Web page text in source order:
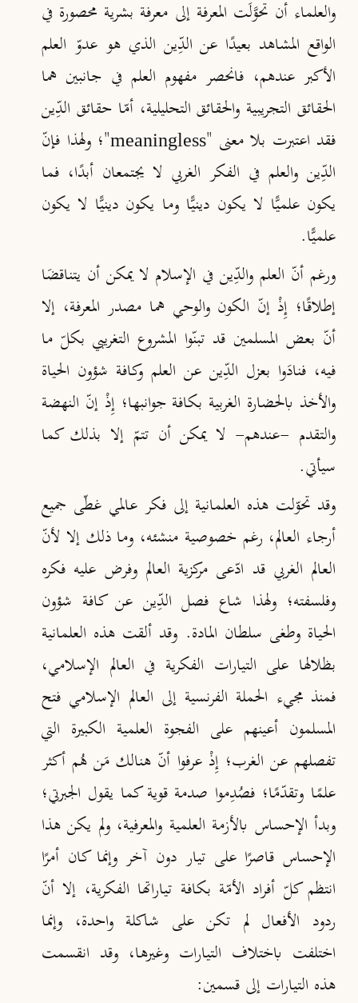
والعلماء أن تحوَّلَت المعرفة إلى معرفة بشرية محصورة في
الواقع المشاهد بعيدًا عن الدِّين الذي هو عدوّ العلم
الأكبر عندهم، فانحصر مفهوم العلم في جانبين هما
الحقائق التجريبية والحقائق التحليلية، أمّا حقائق الدِّين
فقد اعتبرت بلا معنى "meaningless"؛ ولهذا فإنّ
الدِّين والعلم في الفكر الغربي لا يجتمعان أبدًا، فما
يكون علميًّا لا يكون دينيًّا وما يكون دينيًّا لا يكون
علميًّا.
ورغم أنّ العلم والدِّين في الإسلام لا يمكن أن يتناقضَا
إطلاقًا؛ إِذْ إنّ الكون والوحي هما مصدر المعرفة، إلا
أنّ بعض المسلمين قد تبنّوا المشروع التغريبي بكلّ ما
فيه، فنادَوا بعزل الدِّين عن العلم وكافة شؤون الحياة
والأخذ بالحضارة الغربية بكافة جوانبها؛ إِذْ إنّ النهضة
والتقدم -عندهم- لا يمكن أن تتمّ إلا بذلك كما
سيأتي.
وقد تحوّلت هذه العلمانية إلى فكر عالمي غطّى جميع
أرجاء العالم، رغم خصوصية منشئه، وما ذلك إلا لأنّ
العالم الغربي قد ادّعى مركزية العالم وفرض عليه فكره
وفلسفته؛ ولهذا شاع فصل الدِّين عن كافة شؤون
الحياة وطغى سلطان المادة. وقد ألقت هذه العلمانية
بظلالها على التيارات الفكرية في العالم الإسلامي،
فمنذ مجيء الحملة الفرنسية إلى العالم الإسلامي فتح
المسلمون أعينهم على الفجوة العلمية الكبيرة التي
تفصلهم عن الغرب؛ إِذْ عرفوا أنّ هنالك مَن هُم أكثر
علمًا وتقدّمًا؛ فصُدِموا صدمة قوية كما يقول الجبرتي؛
وبدأ الإحساس بالأزمة العلمية والمعرفية، ولم يكن هذا
الإحساس قاصرًا على تيار دون آخر وإنما كان أمرًا
انتظم كلّ أفراد الأمّة بكافة تياراتها الفكرية، إلا أنّ
ردود الأفعال لم تكن على شاكلة واحدة، وإنما
اختلفت باختلاف التيارات وغيرها، وقد انقسمت
هذه التيارات إلى قسمين: